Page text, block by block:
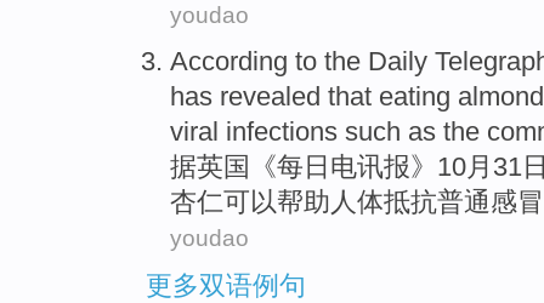
youdao
According to the Daily
has revealed that eating
viral infections such as the
据英国 《每日 电讯报》 10月 31
杏仁可以帮助人体抵抗普通感冒
youdao
更多双语例句